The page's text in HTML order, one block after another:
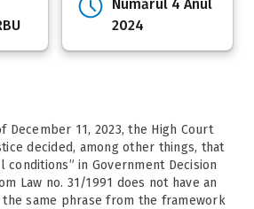
Numărul 4 Anul
2024
December 11, 2023, the High Court
decided, among other things, that
conditions” in Government Decision
Law no. 31/1991 does not have an
same phrase from the framework